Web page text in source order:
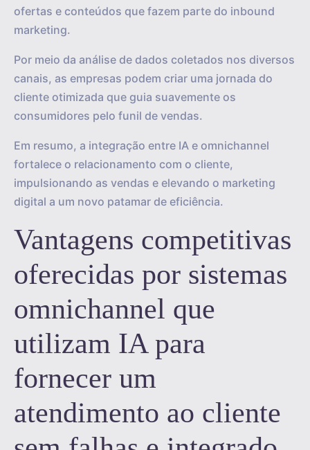
ofertas e conteúdos que fazem parte do inbound
marketing.
Por meio da análise de dados coletados nos diversos
canais, as empresas podem criar uma jornada do
cliente otimizada que guia suavemente os
consumidores pelo funil de vendas.
Em resumo, a integração entre IA e omnichannel
fortalece o relacionamento com o cliente,
impulsionando as vendas e elevando o marketing
digital a um novo patamar de eficiência.
Vantagens competitivas
oferecidas por sistemas
omnichannel que
utilizam IA para
fornecer um
atendimento ao cliente